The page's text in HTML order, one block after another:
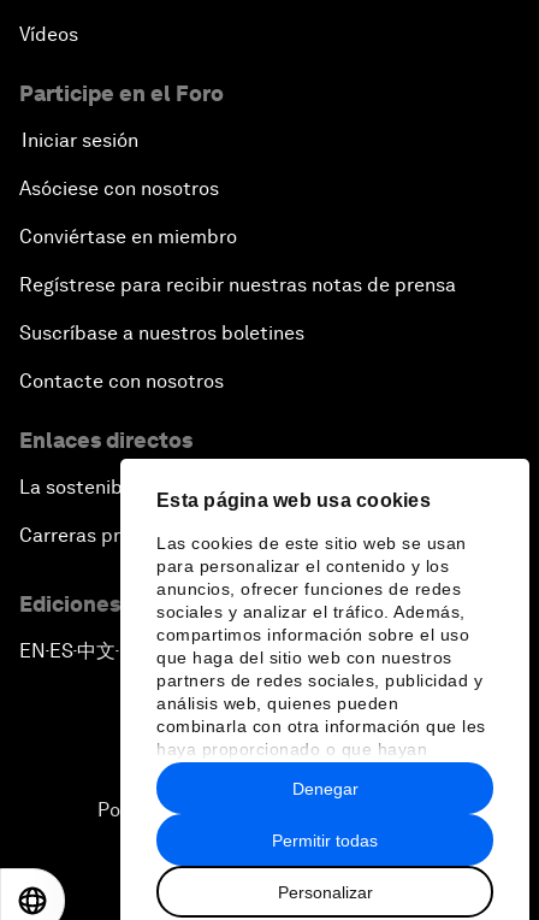
Esta página web usa cookies
Las cookies de este sitio web se usan
para personalizar el contenido y los
anuncios, ofrecer funciones de redes
sociales y analizar el tráfico. Además,
compartimos información sobre el uso
que haga del sitio web con nuestros
partners de redes sociales, publicidad y
análisis web, quienes pueden
combinarla con otra información que les
haya proporcionado o que hayan
recopilado a partir del uso que haya
hecho de sus servicios.
Permitir todas
Personalizar
Denegar
Vídeos
Participe en el Foro
Iniciar sesión
Asóciese con nosotros
Conviértase en miembro
Regístrese para recibir nuestras notas de prensa
Suscríbase a nuestros boletines
Contacte con nosotros
Enlaces directos
La sostenibilidad en el Foro
Carreras profesionales
Ediciones en otros idiomas
EN ▪ES▪中文▪ 日本語
Política de privacidad y normas de uso
Sitemap
2026 Foro Económico Mundial